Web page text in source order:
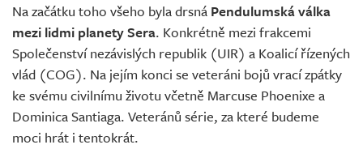
Na začátku toho všeho byla drsná Pendulumská válka
mezi lidmi planety Sera. Konkrétně mezi frakcemi
Společenství nezávislých republik (UIR) a Koalicí řízených
vlád (COG). Na jejím konci se veteráni bojů vrací zpátky
ke svému civilnímu životu včetně Marcuse Phoenixe a
Dominica Santiaga. Veteránů série, za které budeme
moci hrát i tentokrát.